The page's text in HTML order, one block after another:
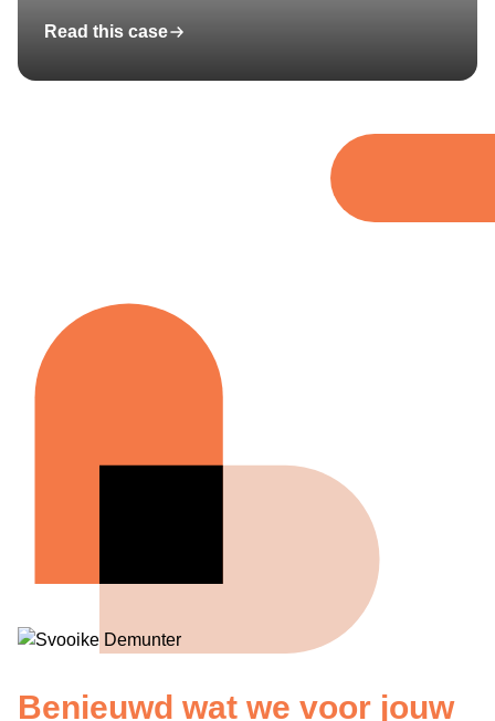
Read this case
Benieuwd wat we voor jouw